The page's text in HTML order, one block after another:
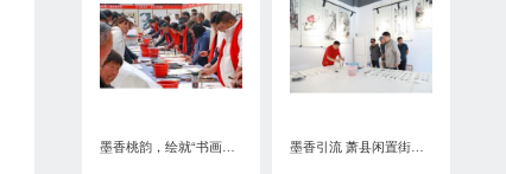
墨香桃韵，绘就“书画之乡”新画卷 墨香引流 萧县闲置街区变身书画艺术聚落